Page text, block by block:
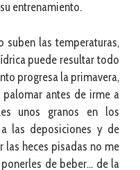
entrenamiento.
suben las temperaturas,
puede resultar todo
progresa la primavera,
antes de irme a
unos granos en los
las deposiciones y de
las heces pisadas no me
de beber… de la